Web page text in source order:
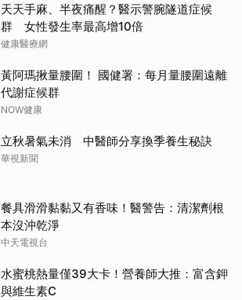
天天手麻、半夜痛醒？醫示警腕隧道症候
群 女性發生率最高增10倍
健康醫療網
黃阿瑪揪量腰圍！ 國健署：每月量腰圍遠離
代謝症候群
NOW健康
立秋暑氣未消 中醫師分享換季養生秘訣
華視新聞
餐具滑滑黏黏又有香味！醫警告：清潔劑根
本沒沖乾淨
中天電視台
水蜜桃熱量僅39大卡！營養師大推：富含鉀
與維生素C